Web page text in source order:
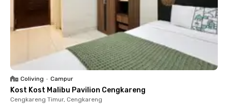
Coliving • Campur
Kost Kost Malibu Pavilion Cengkareng
Cengkareng Timur, Cengkareng